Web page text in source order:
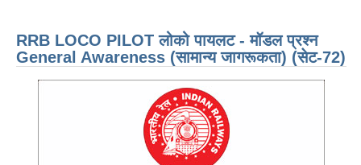
RRB LOCO PILOT लोको पायलट - मॉडल प्रश्न
General Awareness (सामान्य जागरूकता) (सेट-72)